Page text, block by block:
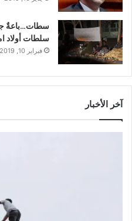
سطات…باعةٌ
سلطات أولاد
فبراير 10, 2019
آخر الأخبار